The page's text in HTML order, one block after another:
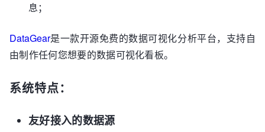
息；
DataGear是一款开源免费的数据可视化分析平台，支持自
由制作任何您想要的数据可视化看板。
系统特点：
友好接入的数据源